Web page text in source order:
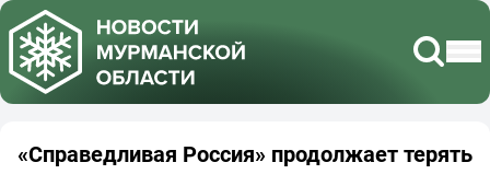
«Справедливая Россия» продолжает терять